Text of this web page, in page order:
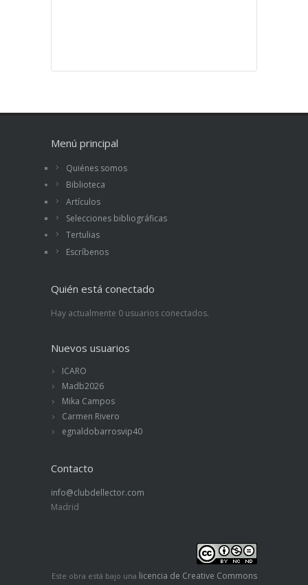
Menú principal
Quiénes somos
Biblioteca
Artículos
Selecciones bibliográficas
Tertulias
Escríbenos
Quién está conectado
Hay actualmente 0 usuarios conectados.
Nuevos usuarios
ICARO
Madb2026
Mika Campos
Carmen Rivero
egnaldobarrosvip40
Contacto
info@clubdellector.com
Madrid
Este obra está bajo una licencia de Creative Commons